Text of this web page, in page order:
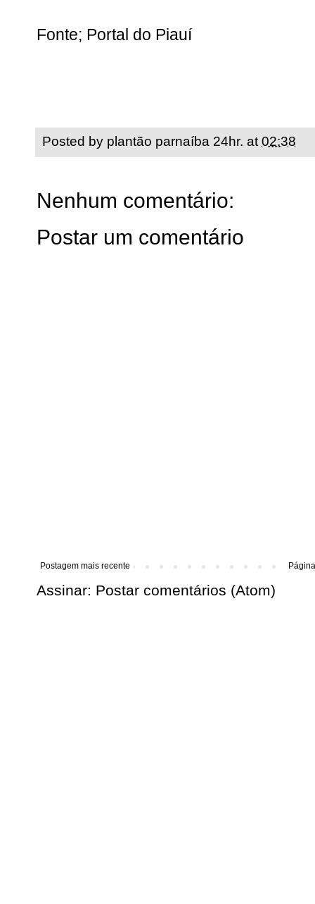
Fonte; Portal do Piauí
Posted by plantão parnaíba 24hr. at 02:38
Nenhum comentário:
Postar um comentário
Postagem mais recente
Assinar: Postar comentários (Atom)